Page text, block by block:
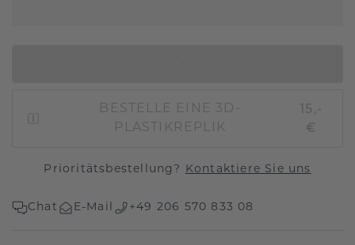
BESTELLE EINE 3D-
PLASTIKREPLIK
15,-
€
Prioritätsbestellung? Kontaktiere Sie uns
Chat E-Mail +49 206 570 833 08